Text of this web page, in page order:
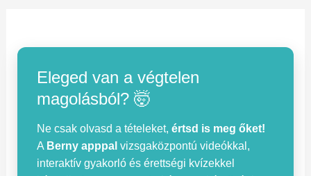
Eleged van a végtelen
magolásból? 🤯
Ne csak olvasd a tételeket,értsd is meg őket!
A Berny apppal vizsgaközpontú videókkal,
interaktív gyakorló és érettségi kvízekkel